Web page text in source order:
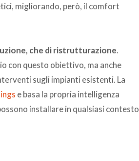
migliorando, però, il comfort
che di ristrutturazione.
con questo obiettivo, ma anche
sugli impianti esistenti. La
e basa la propria intelligenza
installare in qualsiasi contesto